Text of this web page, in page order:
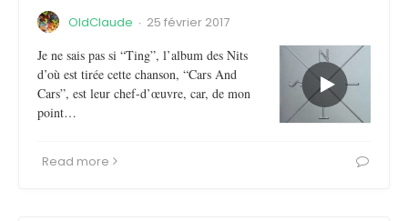
OldClaude · 25 février 2017
Je ne sais pas si “Ting”, l’album des Nits
d’où est tirée cette chanson, “Cars And
Cars”, est leur chef-d’œuvre, car, de mon
point…
Read more